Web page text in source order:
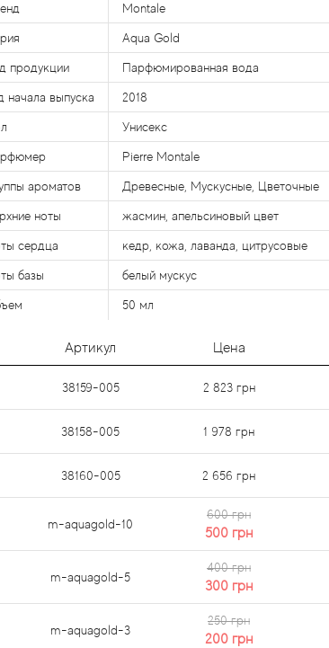
Montale
Aqua Gold
продукции Парфюмированная вода
начала выпуска 2018
Унисекс
Pierre Montale
ароматов Древесные, Мускусные, Цветочные
ноты жасмин, апельсиновый цвет
сердца кедр, кожа, лаванда, цитрусовые
базы белый мускус
50 мл
Артикул Цена
38159-005 2 823 грн
38158-005 1 978 грн
38160-005 2 656 грн
m-aquagold-10
600 грн
500 грн
m-aquagold-5
400 грн
300 грн
m-aquagold-3
250 грн
200 грн